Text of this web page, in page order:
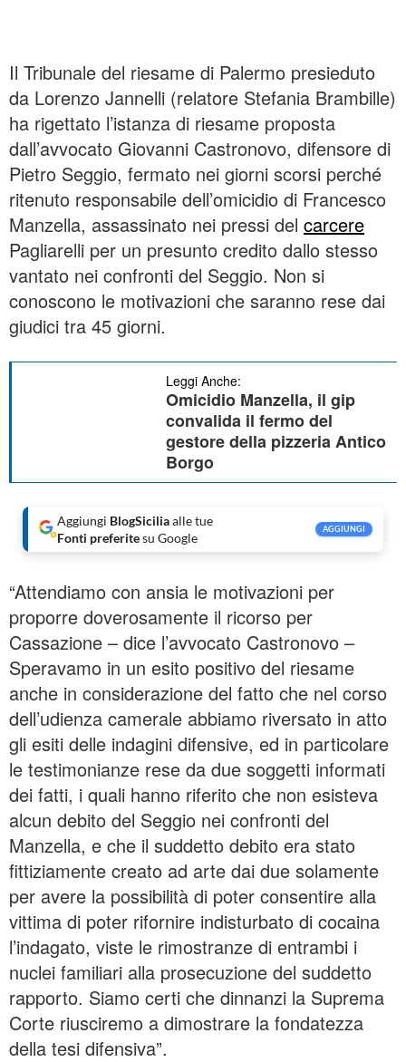
Il Tribunale del riesame di Palermo presieduto
da Lorenzo Jannelli (relatore Stefania Brambille)
ha rigettato l’istanza di riesame proposta
dall’avvocato Giovanni Castronovo, difensore di
Pietro Seggio, fermato nei giorni scorsi perché
ritenuto responsabile dell’omicidio di Francesco
Manzella, assassinato nei pressi del carcere
Pagliarelli per un presunto credito dallo stesso
vantato nei confronti del Seggio. Non si
conoscono le motivazioni che saranno rese dai
giudici tra 45 giorni.
Leggi Anche:
Omicidio Manzella, il gip
convalida il fermo del
gestore della pizzeria Antico
Borgo
Aggiungi BlogSiciliaalle tue
Fonti preferitesu Google
AGGIUNGI
“Attendiamo con ansia le motivazioni per
proporre doverosamente il ricorso per
Cassazione – dice l’avvocato Castronovo –
Speravamo in un esito positivo del riesame
anche in considerazione del fatto che nel corso
dell’udienza camerale abbiamo riversato in atto
gli esiti delle indagini difensive, ed in particolare
le testimonianze rese da due soggetti informati
dei fatti, i quali hanno riferito che non esisteva
alcun debito del Seggio nei confronti del
Manzella, e che il suddetto debito era stato
fittiziamente creato ad arte dai due solamente
per avere la possibilità di poter consentire alla
vittima di poter rifornire indisturbato di cocaina
l’indagato, viste le rimostranze di entrambi i
nuclei familiari alla prosecuzione del suddetto
rapporto. Siamo certi che dinnanzi la Suprema
Corte riusciremo a dimostrare la fondatezza
della tesi difensiva”.